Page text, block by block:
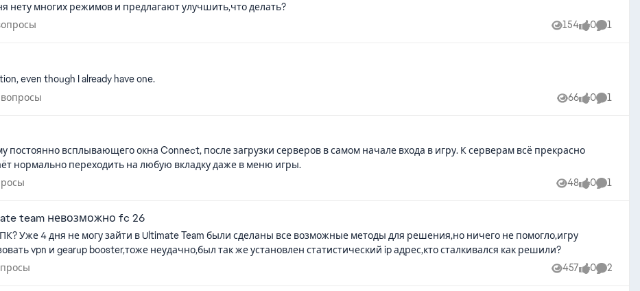
нету многих режимов и предлагают улучшить,что делать?
вопросы 154
Views 0
likes 1
Comment
even though I already have one.
вопросы
вопросы 66
Views 0
likes 1
Comment
постоянно всплывающего окна Connect, после загрузки серверов в самом начале входа в игру. К серверам всё прекрасно
нормально переходить на любую вкладку даже в меню игры.
48
Views 0
likes 1
Comment
team невозможно fc 26
были сделаны все возможные методы для решения,но ничего не помогло,игру
vpn и gearup booster,тоже неудачно,был так же установлен статистический ip адрес,кто сталкивался как решили?
457
Views 0
likes 2